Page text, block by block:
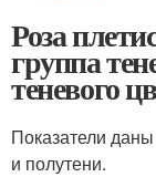
Роза
группа
теневого
Показатели
и полутени.